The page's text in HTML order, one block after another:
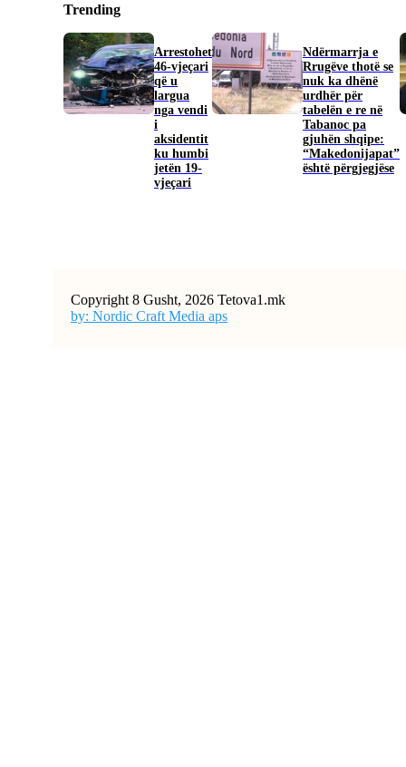
Trending
Arrestohet
46-vjeçari
që u
largua
nga vendi
i
aksidentit
ku humbi
jetën 19-
vjeçari
Ndërmarrja e
Rrugëve thotë se
nuk ka dhënë
urdhër për
tabelën e re në
Tabanoc pa
gjuhën shqipe:
“Makedonijapat”
është përgjegjëse
Copyright 8 Gusht, 2026 Tetova1.mk
by: Nordic Craft Media aps